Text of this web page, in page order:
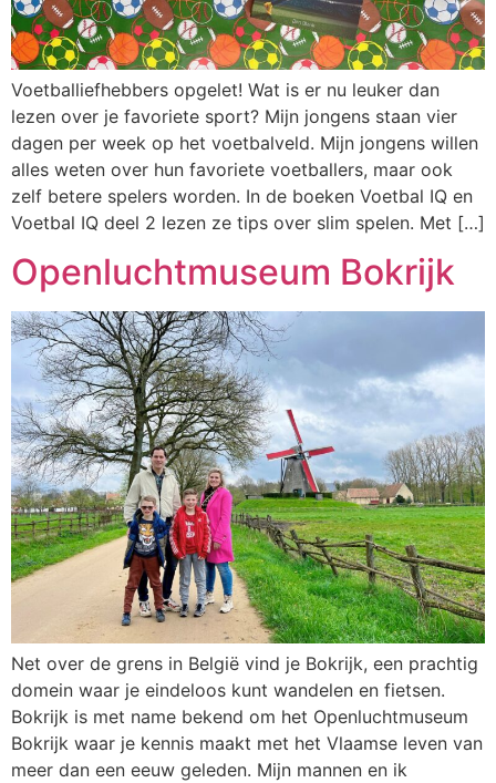
Voetballiefhebbers opgelet! Wat is er nu leuker dan
lezen over je favoriete sport? Mijn jongens staan vier
dagen per week op het voetbalveld. Mijn jongens willen
alles weten over hun favoriete voetballers, maar ook
zelf betere spelers worden. In de boeken Voetbal IQ en
Voetbal IQ deel 2 lezen ze tips over slim spelen. Met […]
Openluchtmuseum Bokrijk
Net over de grens in België vind je Bokrijk, een prachtig
domein waar je eindeloos kunt wandelen en fietsen.
Bokrijk is met name bekend om het Openluchtmuseum
Bokrijk waar je kennis maakt met het Vlaamse leven van
meer dan een eeuw geleden. Mijn mannen en ik